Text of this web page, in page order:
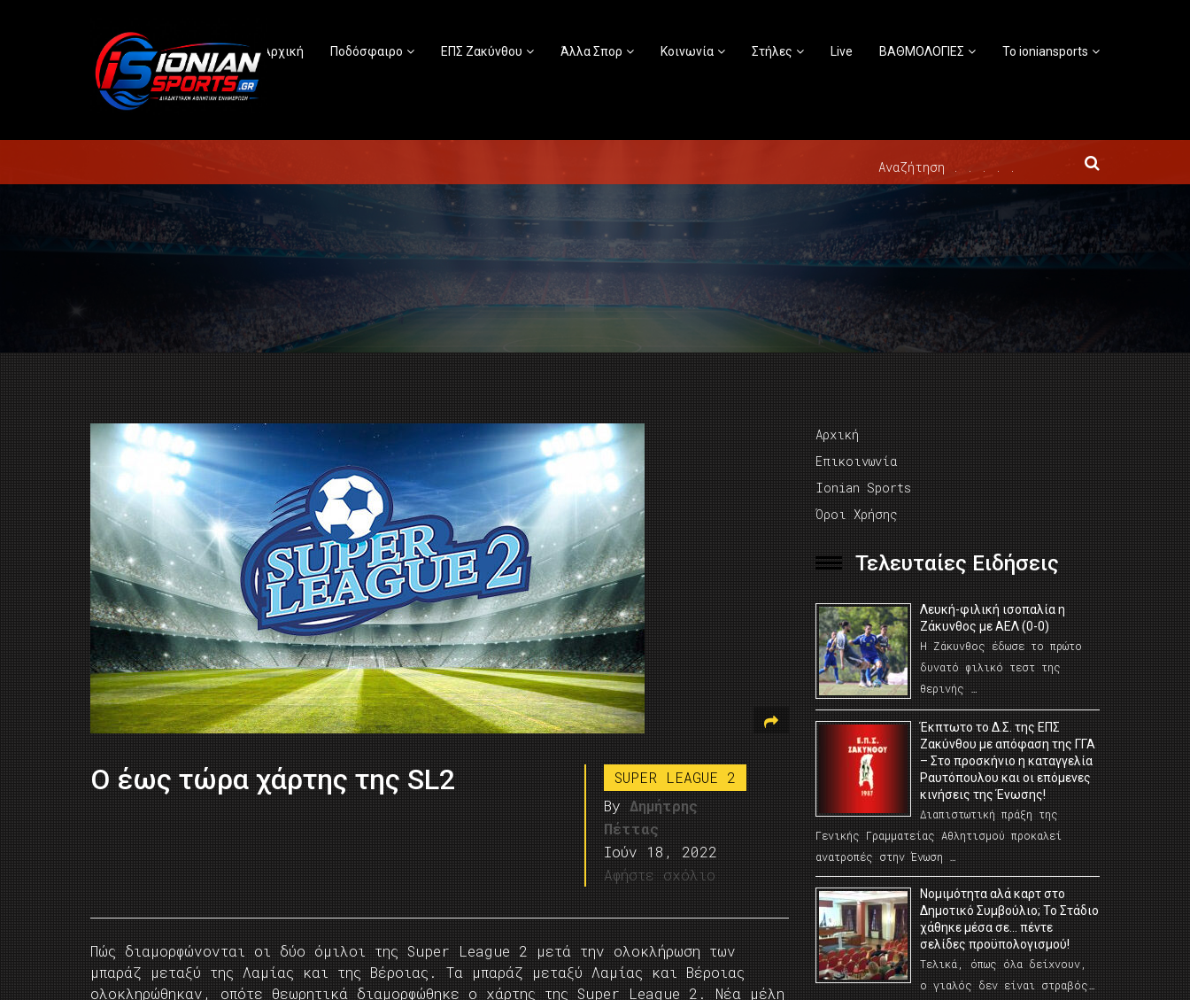
Αρχική Ποδόσφαιρο ΕΠΣ Ζακύνθου Άλλα Σπορ Κοινωνία Στήλες Live ΒΑΘΜΟΛΟΓΙΕΣ Το ioniansports
Ο έως τώρα χάρτης της SL2
SUPER LEAGUE 2
By Δημήτρης
Πέττας
Ιούν 18, 2022
Αφήστε σχόλιο
Πώς διαμορφώνονται οι δύο όμιλοι της Super League 2 μετά την ολοκλήρωση των
μπαράζ μεταξύ της Λαμίας και της Βέροιας. Τα μπαράζ μεταξύ Λαμίας και Βέροιας
ολοκληρώθηκαν, οπότε θεωρητικά διαμορφώθηκε ο χάρτης της Super League 2. Νέα μέλη
Αρχική
Επικοινωνία
Ionian Sports
Όροι Χρήσης
Τελευταίες Ειδήσεις
Λευκή-φιλική ισοπαλία η
Ζάκυνθος με ΑΕΛ (0-0)
Η Ζάκυνθος έδωσε το πρώτο
δυνατό φιλικό τεστ της
θερινής …
Έκπτωτο το Δ.Σ. της ΕΠΣ
Ζακύνθου με απόφαση της ΓΓΑ
– Στο προσκήνιο η καταγγελία
Ραυτόπουλου και οι επόμενες
κινήσεις της Ένωσης!
Διαπιστωτική πράξη της
Γενικής Γραμματείας Αθλητισμού προκαλεί
ανατροπές στην Ένωση …
Νομιμότητα αλά καρτ στο
Δημοτικό Συμβούλιο; Το Στάδιο
χάθηκε μέσα σε… πέντε
σελίδες προϋπολογισμού!
Τελικά, όπως όλα δείχνουν,
ο γιαλός δεν είναι στραβός…